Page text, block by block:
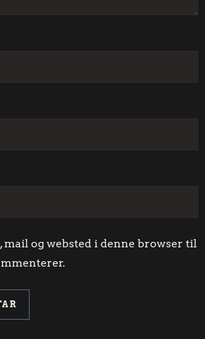
mail og websted i denne browser til